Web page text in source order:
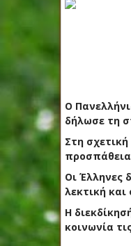
Ο
δήλωσε τη
Στη
Οι Έλληνες
λεκτική
Η
κοινωνία